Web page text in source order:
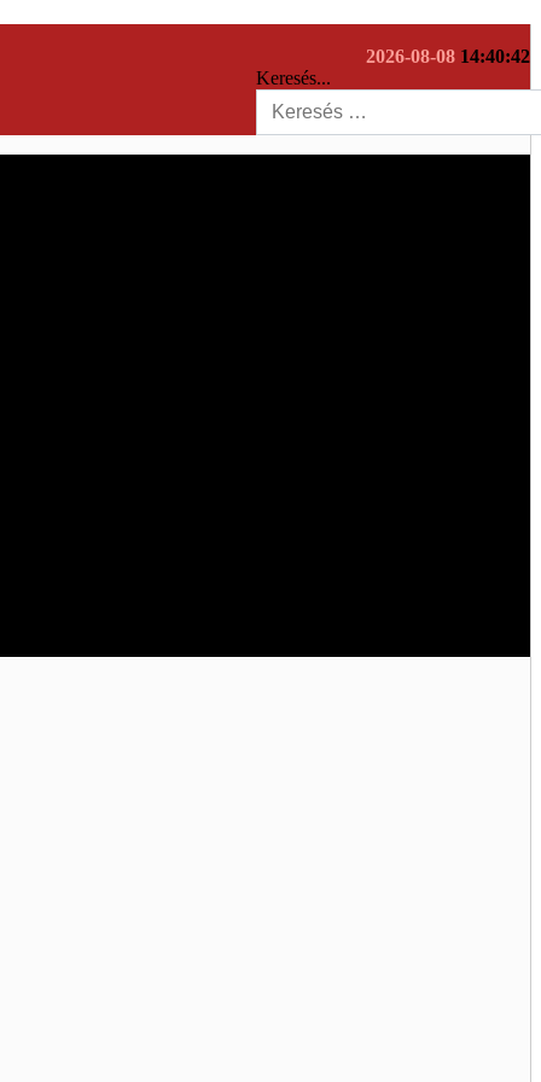
2026-08-08 14:40:43
Keresés...